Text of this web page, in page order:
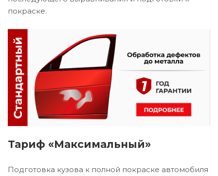
покраске.
Тариф «Максимальный»
Подготовка кузова к полной покраске автомобиля